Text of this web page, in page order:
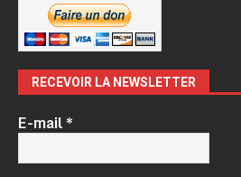
RECEVOIR LA NEWSLETTER
E-mail*